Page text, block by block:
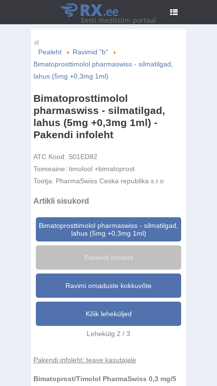
RX.ee
Eesti meditsiini portaal
Pealeht
Ravimid "b"
Bimatoprosttimolol pharmaswiss - silmatilgad,
lahus (5mg +0,3mg 1ml)
Bimatoprosttimolol
pharmaswiss - silmatilgad,
lahus (5mg +0,3mg 1ml) -
Pakendi infoleht
ATC Kood: S01ED82
Toimeaine: timolool +bimatoprost
Tootja: PharmaSwiss Ceska republika s.r.o
Artikli sisukord
Bimatoprosttimolol pharmaswiss - silmatilgad,
lahus (5mg +0,3mg 1ml)
Pakendi infoleht
Ravimi omaduste kokkuvõte
Kõik leheküljed
Lehekülg 2 / 3
Pakendi infoleht: teave kasutajale
Bimatoprost/Timolol PharmaSwiss 0,3 mg/5